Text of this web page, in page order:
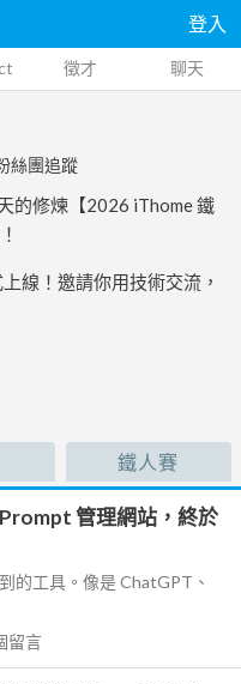
登入
徵才 聊天
絲團追蹤
的修煉【2026 iThome 鐵
線！邀請你用技術交流，
鐵人賽
管理網站，終於
的工具。像是 ChatGPT、
留言